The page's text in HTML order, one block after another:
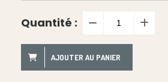
Quantité :
AJOUTER AU PANIER